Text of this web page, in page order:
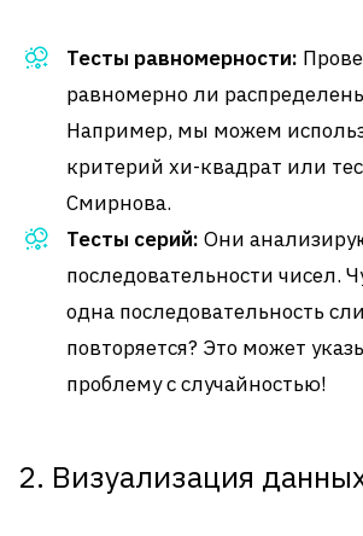
Тесты равномерности:
равномерно ли
Например, мы можем
критерий хи-квадрат или
Смирнова.
Тесты серий: Они
последовательности чисел.
одна последовательность
повторяется? Это может
проблему с случайностью!
2. Визуализация